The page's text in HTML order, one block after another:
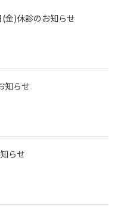
金)休診のお知らせ
知らせ
らせ